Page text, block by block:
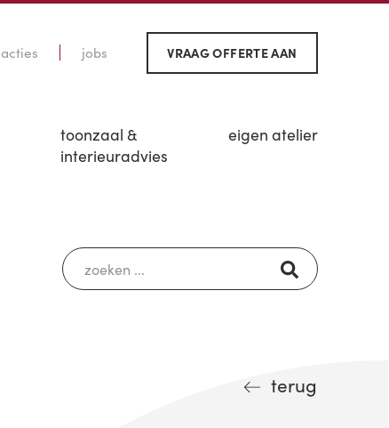
acties jobs VRAAG OFFERTE AAN
toonzaal &
interieuradvies
eigen atelier
terug